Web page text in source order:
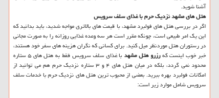
آشنا شوید.
هتل های مشهد نزدیک حرم با غذای سلف سرویس
اگر در بررسی هتل های فولبرد مشهد، با قیمت های بالاتری مواجه شدید، باید بدانید که
این یک امر طبیعی است، چونکه مقرر است هر سه وعده غذایی روزانه را به صورت مجانی
در رستوران هتل موردنظر میل کنید. برای کسانی که نگران هزینه های سفر خود هستند،
خبر خوب اینست کهرزرو هتل مشهد
با غذای سلف سرویس فقط به هتل های ۵ ستاره
محدود نمی گردد، بلکه در میان هتل های ۴ و ۳ ستاره نزدیک حرم هم می توانید از
امکانات فولبرد بهره ببرید. بعضی از محبوب ترین هتل های نزدیک حرم با خدمات سلف
سرویس شامل موارد زیر است: